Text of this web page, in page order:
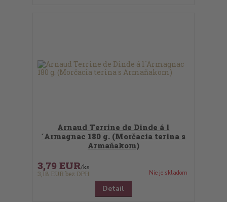
Arnaud Terrine de Dinde á l
´Armagnac 180 g. (Morčacia terina s
Armaňakom)
3,79 EUR/ks
3,18 EUR bez DPH Nie je skladom
Detail